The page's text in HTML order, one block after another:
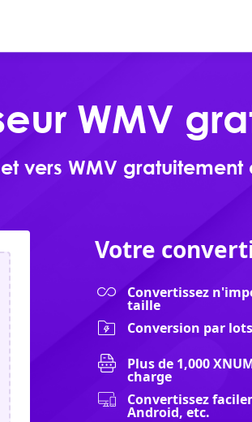
WMV
vers WMV gratuitement
Votre
Convertissez
taille
Conversion par
Plus de 1,000
charge
Convertissez
Android, etc.